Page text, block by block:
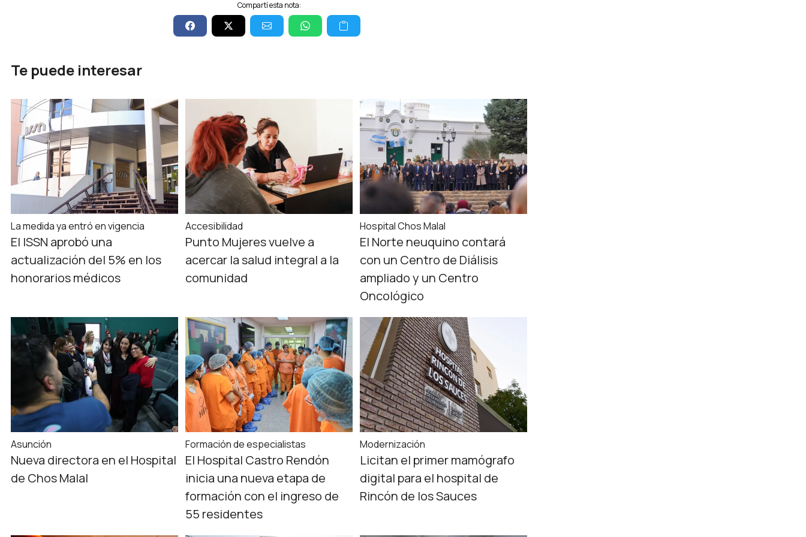
Compartí esta nota:
Te puede interesar
La medida ya entró en vigencia
El ISSN aprobó una
actualización del 5% en los
honorarios médicos
Accesibilidad
Punto Mujeres vuelve a
acercar la salud integral a la
comunidad
Hospital Chos Malal
El Norte neuquino contará
con un Centro de Diálisis
ampliado y un Centro
Oncológico
Asunción
Nueva directora en el Hospital
de Chos Malal
Formación de especialistas
El Hospital Castro Rendón
inicia una nueva etapa de
formación con el ingreso de
55 residentes
Modernización
Licitan el primer mamógrafo
digital para el hospital de
Rincón de los Sauces